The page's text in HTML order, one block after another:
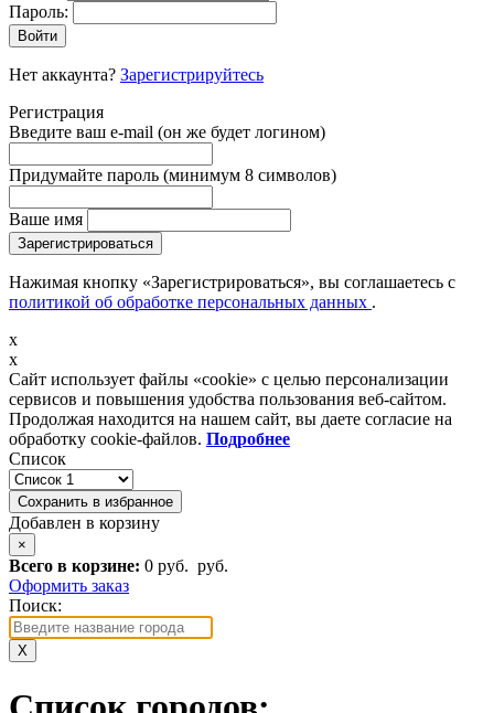
Пароль:
Войти
Нет аккаунта? Зарегистрируйтесь
Регистрация
Введите ваш e-mail (он же будет логином)
Придумайте пароль (минимум 8 символов)
Ваше имя
Зарегистрироваться
Нажимая кнопку «Зарегистрироваться», вы соглашаетесь с
политикой об обработке персональных данных .
x
x
Сайт использует файлы «cookie» с целью персонализации
сервисов и повышения удобства пользования веб-сайтом.
Продолжая находится на нашем сайт, вы даете согласие на
обработку cookie-файлов. Подробнее
Список
Сохранить в избранное
Добавлен в корзину
×
Всего в корзине: 0 руб. руб.
Оформить заказ
Поиск:
X